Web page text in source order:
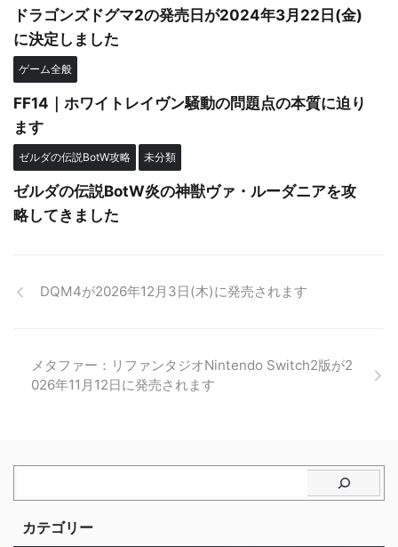
ドラゴンズドグマ2の発売日が2024年3月22日(金)
に決定しました
ゲーム全般
FF14｜ホワイトレイヴン騒動の問題点の本質に迫り
ます
ゼルダの伝説BotW攻略 未分類
ゼルダの伝説BotW炎の神獣ヴァ・ルーダニアを攻
略してきました
DQM4が2026年12月3日(木)に発売されます
メタファー：リファンタジオNintendo Switch2版が2
026年11月12日に発売されます
カテゴリー